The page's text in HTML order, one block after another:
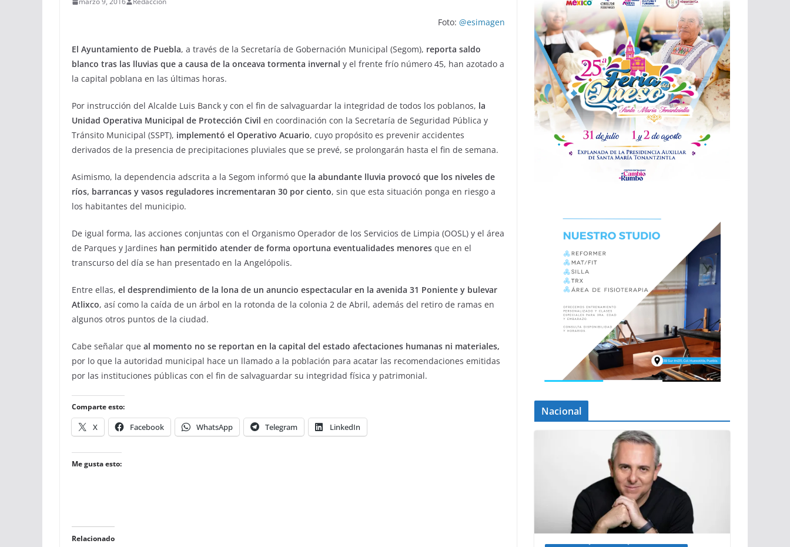
Foto: @esimagen
El Ayuntamiento de Puebla, a través de la Secretaría de Gobernación Municipal (Segom), reporta saldo
blanco tras las lluvias que a causa de la onceava tormenta invernal y el frente frío número 45, han azotado a
la capital poblana en las últimas horas.
Por instrucción del Alcalde Luis Banck y con el fin de salvaguardar la integridad de todos los poblanos, la
Unidad Operativa Municipal de Protección Civil en coordinación con la Secretaría de Seguridad Pública y
Tránsito Municipal (SSPT), implementó el Operativo Acuario, cuyo propósito es prevenir accidentes
derivados de la presencia de precipitaciones pluviales que se prevé, se prolongarán hasta el fin de semana.
Asimismo, la dependencia adscrita a la Segom informó que la abundante lluvia provocó que los niveles de
ríos, barrancas y vasos reguladores incrementaran 30 por ciento, sin que esta situación ponga en riesgo a
los habitantes del municipio.
De igual forma, las acciones conjuntas con el Organismo Operador de los Servicios de Limpia (OOSL) y el área
de Parques y Jardines han permitido atender de forma oportuna eventualidades menores que en el
transcurso del día se han presentado en la Angelópolis.
Entre ellas, el desprendimiento de la lona de un anuncio espectacular en la avenida 31 Poniente y bulevar
Atlixco, así como la caída de un árbol en la rotonda de la colonia 2 de Abril, además del retiro de ramas en
algunos otros puntos de la ciudad.
Cabe señalar que al momento no se reportan en la capital del estado afectaciones humanas ni materiales,
por lo que la autoridad municipal hace un llamado a la población para acatar las recomendaciones emitidas
por las instituciones públicas con el fin de salvaguardar su integridad física y patrimonial.
Comparte esto:
X Facebook WhatsApp Telegram LinkedIn
Me gusta esto:
Relacionado
Nacional